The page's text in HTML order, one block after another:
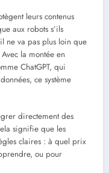
leurs contenus
aux robots s’ils
ne va pas plus loin que
la montée en
ChatGPT, qui
ce système
directement des
signifie que les
claires : à quel prix
ou pour